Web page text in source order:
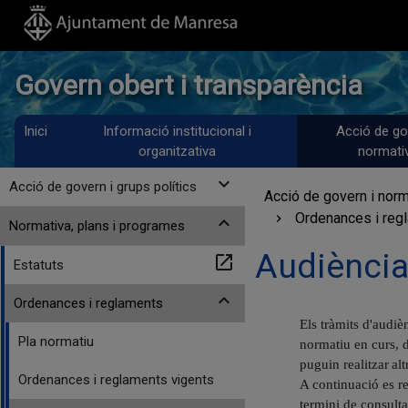
Govern obert i transparència
Inici
Informació institucional i
organitzativa
Acció de
Acció de govern i grups polítics expand_more
Normativa, plans i programes expand_more
Estatuts open_in_new
Ordenances i reglaments expand_more
Pla normatiu
Ordenances i reglaments vigents
Acció de govern i
Ordenances i
Els tràmits
normatiu en curs,
puguin realitzar
A continuació es
termini de